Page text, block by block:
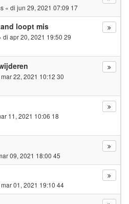
« di jun 29, 2021 07:09 17
loopt mis
di apr 20, 2021 19:50 29
22, 2021 10:12 30
11, 2021 10:06 18
09, 2021 18:00 45
01, 2021 19:10 44